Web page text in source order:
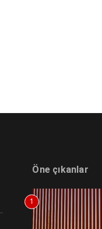
Öne çıkanlar
1